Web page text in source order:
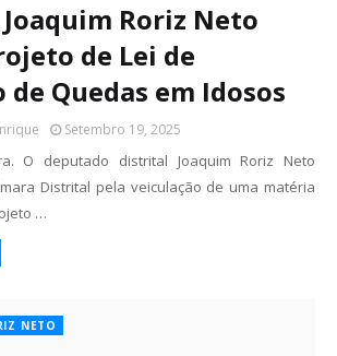
Roriz Neto
de Lei de
de Quedas em Idosos
Setembro 19, 2025
O deputado distrital Joaquim Roriz Neto
Distrital pela veiculação de uma matéria
…
NETO